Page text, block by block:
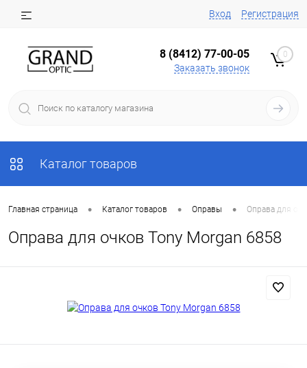
Вход Регистрация
8 (8412) 77-00-05
Заказать звонок
0
Каталог товаров
Главная страница • Каталог товаров • Оправы • Оправа для
Оправа для очков Tony Morgan 6858